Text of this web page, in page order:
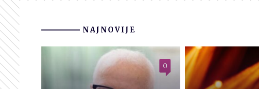
NAJNOVIJE
0